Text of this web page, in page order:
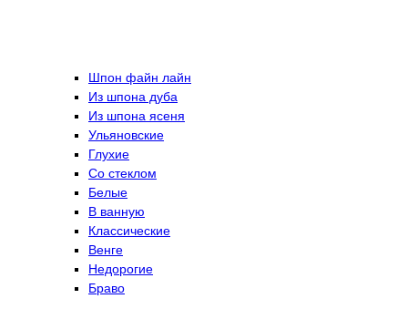
Шпон файн лайн
Из шпона дуба
Из шпона ясеня
Ульяновские
Глухие
Со стеклом
Белые
В ванную
Классические
Венге
Недорогие
Браво